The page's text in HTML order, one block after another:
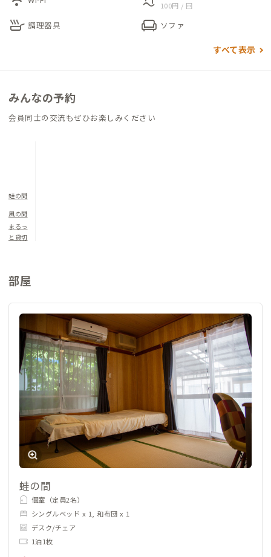
あり、近くの公園は緑あふれる広々とした空間が広がっていま
す。
100円 / 回
skillet 調理器具 chair ソファ
すべて表示
みんなの予約
会員同士の交流もぜひお楽しみください
蛙の間
風の間
まるっ
と貸切
部屋
蛙の間
個室（定員2名）
シングルベッド x 1, 和布団 x 1
デスク/チェア
1泊1枚